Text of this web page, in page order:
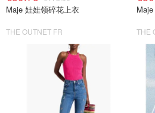
Maje 娃娃领碎花上衣
THE OUTNET FR THE